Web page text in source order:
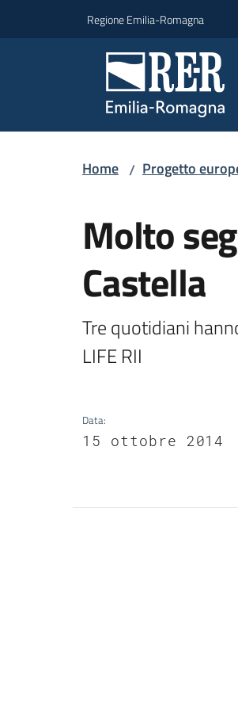
Regione Emilia-Romagna
Home / Progetto
Molto
Castella
Tre quotidiani
LIFE RII
Data:
15 ottobre 2014